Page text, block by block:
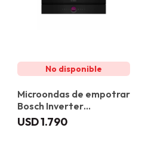
Microondas de empotrar
Bosch Inverter
BFL7221B1 Gourmet
USD1.790